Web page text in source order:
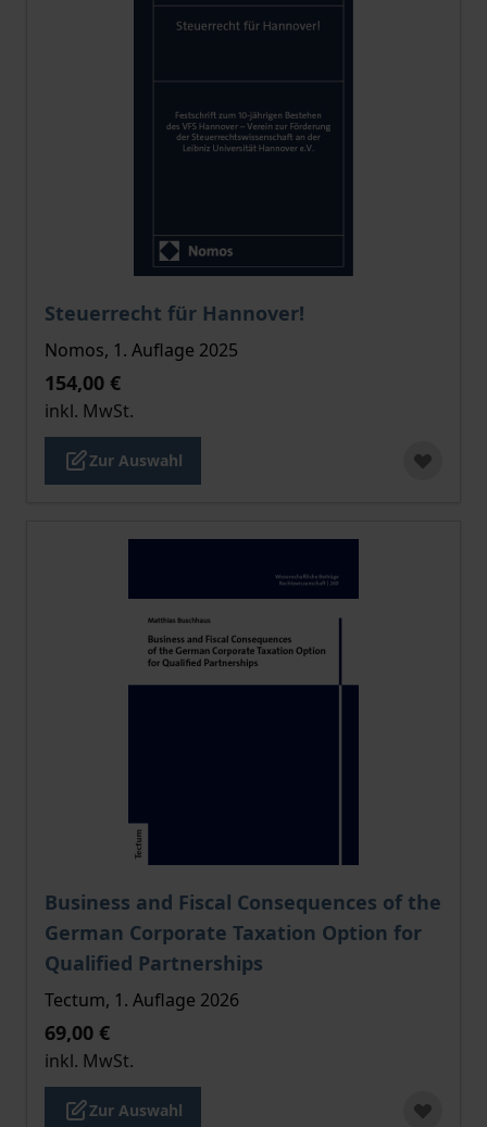
Steuerrecht für Hannover!
Der Preis dieses Titels richtet sich nach der
Nomos, 1. Auflage 2025
154,00 €
inkl. MwSt.
Zur Auswahl
Business and Fiscal Consequences of the
German Corporate Taxation Option for
Qualified Partnerships
Der Preis dieses Titels richtet sich nach der
Tectum, 1. Auflage 2026
69,00 €
inkl. MwSt.
Zur Auswahl